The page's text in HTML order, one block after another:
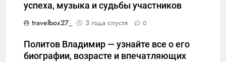
успеха, музыка и судьбы участников
travelbox27_
3 года спустя 0
Политов Владимир — узнайте все о его
биографии, возрасте и впечатляющих